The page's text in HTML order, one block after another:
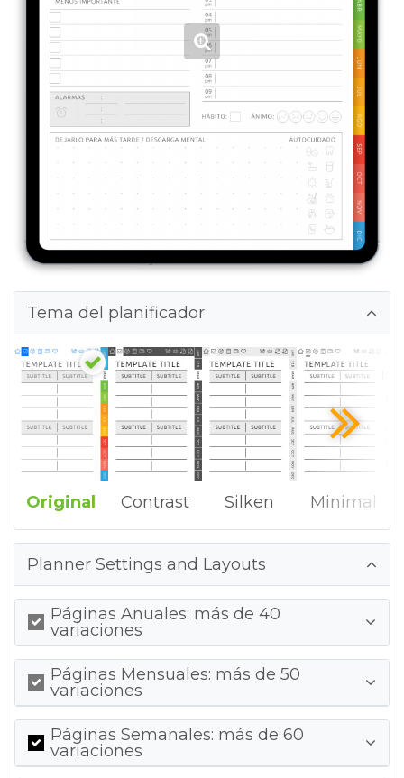
Tema del planificador
Original Contrast Silken Minimal
Planner Settings and Layouts
Páginas Anuales: más de 40
variaciones
Páginas Mensuales: más de 50
variaciones
Páginas Semanales: más de 60
variaciones